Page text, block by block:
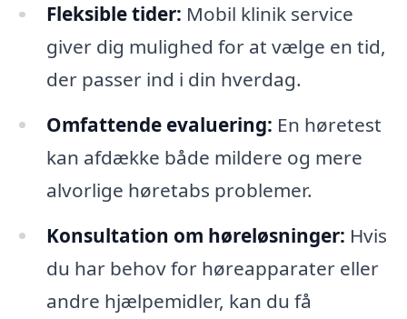
Fleksible tider: Mobil klinik service
giver dig mulighed for at vælge en tid,
der passer ind i din hverdag.
Omfattende evaluering: En høretest
kan afdække både mildere og mere
alvorlige høretabs problemer.
Konsultation om høreløsninger: Hvis
du har behov for høreapparater eller
andre hjælpemidler, kan du få